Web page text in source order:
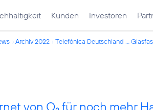
Kunden Investoren
Archiv 2022 Telefónica Deutschland ...
von O für noch mehr